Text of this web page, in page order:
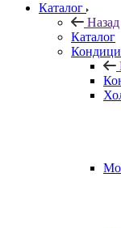
Каталог
Назад
Каталог